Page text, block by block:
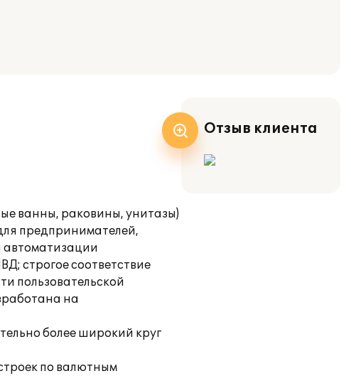
ванны, раковины, унитазы)
предпринимателей,
автоматизации
строгое соответствие
пользовательской
на
более широкий круг
по валютным
Отзыв клиента